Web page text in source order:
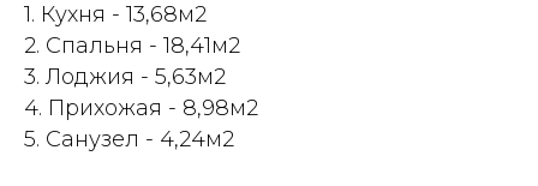
1. Кухня - 13,68м2
2. Спальня - 18,41м2
3. Лоджия - 5,63м2
4. Прихожая - 8,98м2
5. Санузел - 4,24м2